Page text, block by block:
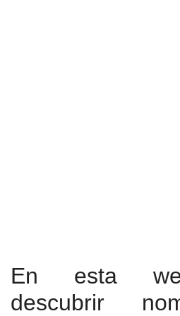
En esta
descubrir